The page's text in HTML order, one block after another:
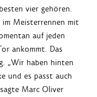
vier gehören.
Meisterrennen mit
auf jeden
ankommt. Das
„Wir haben hinten
und es passt auch
Marc Oliver